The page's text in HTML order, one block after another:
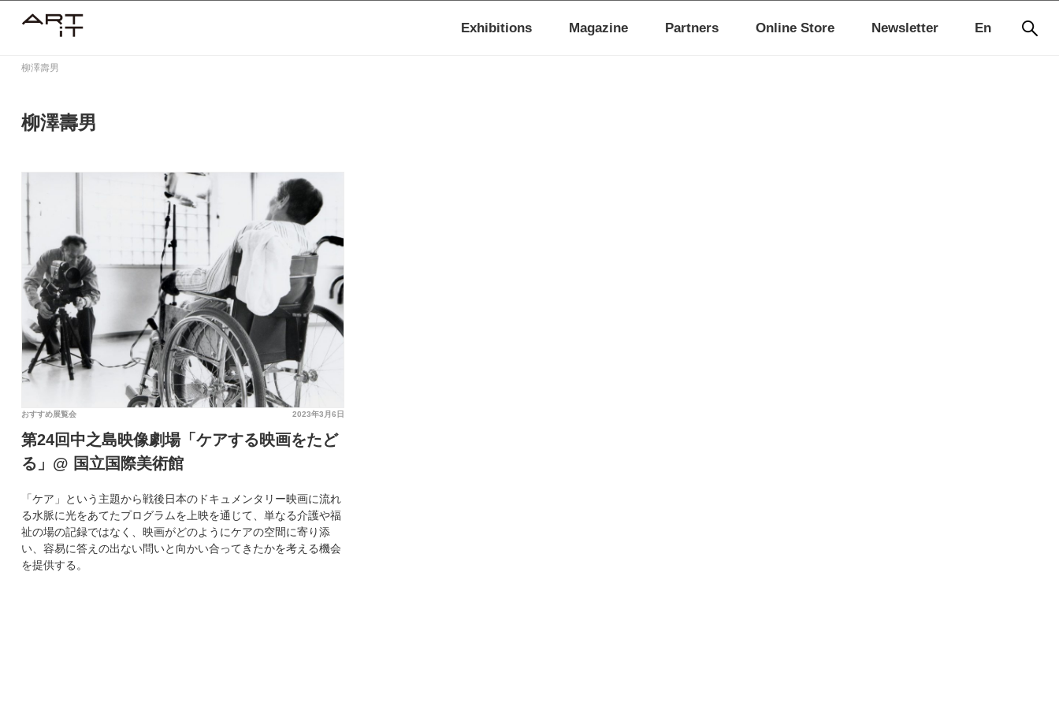
En
Exhibitions Magazine Partners Online Store Newsletter
柳澤壽男
柳澤壽男
2023年3月6日
おすすめ展覧会
第24回中之島映像劇場「ケアする映画をたど
る」@ 国立国際美術館
「ケア」という主題から戦後日本のドキュメンタリー映画に流れ
る水脈に光をあてたプログラムを上映を通じて、単なる介護や福
祉の場の記録ではなく、映画がどのようにケアの空間に寄り添
い、容易に答えの出ない問いと向かい合ってきたかを考える機会
を提供する。